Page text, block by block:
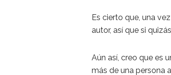
Es cierto que, una
autor, así que si
Aún así, creo que es
más de una persona